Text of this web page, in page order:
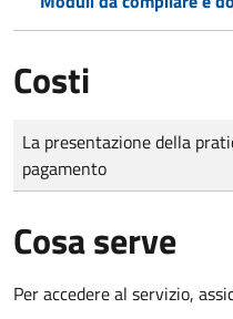
Costi
Tipo di pagamento
Importo
La presentazione della
pagamento
Cosa serve
Per accedere al servizio,